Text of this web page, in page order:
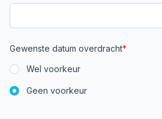
Gewenste datum overdracht*
Wel voorkeur
Geen voorkeur